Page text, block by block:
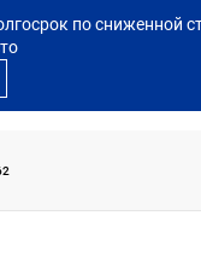
по сниженной